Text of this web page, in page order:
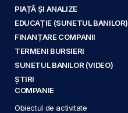
PIAȚĂ ȘI ANALIZE
EDUCAȚIE (SUNETUL BANILOR)
FINANȚARE COMPANII
TERMENI BURSIERI
SUNETUL BANILOR (VIDEO)
ȘTIRI
COMPANIE
Obiectul de activitate